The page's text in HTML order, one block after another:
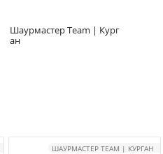
Шаурмастер Team | Кург
ан
ШАУРМАСТЕР TEAM | КУРГАН